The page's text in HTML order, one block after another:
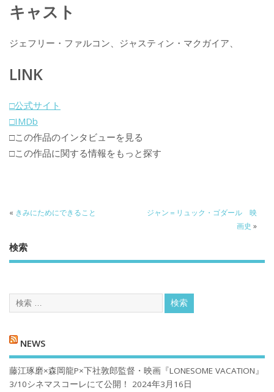
キャスト
ジェフリー・ファルコン、ジャスティン・マクガイア、
LINK
□公式サイト
□IMDb
□この作品のインタビューを見る
□この作品に関する情報をもっと探す
« きみにためにできること
ジャン＝リュック・ゴダール 映
画史 »
検索
NEWS
藤江琢磨×森岡龍P×下社敦郎監督・映画『LONESOME VACATION』
3/10シネマスコーレにて公開！
2024年3月16日